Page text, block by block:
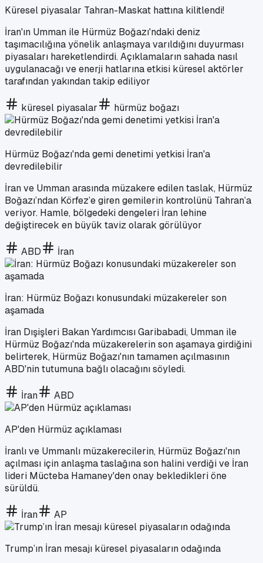
Küresel piyasalar Tahran-Maskat hattına kilitlendi!
İran'ın Umman ile Hürmüz Boğazı'ndaki deniz
taşımacılığına yönelik anlaşmaya varıldığını duyurması
piyasaları hareketlendirdi. Açıklamaların sahada nasıl
uygulanacağı ve enerji hatlarına etkisi küresel aktörler
tarafından yakından takip ediliyor
küresel piyasalar hürmüz boğazı
Hürmüz Boğazı'nda gemi denetimi yetkisi İran'a
devredilebilir
İran ve Umman arasında müzakere edilen taslak, Hürmüz
Boğazı’ndan Körfez’e giren gemilerin kontrolünü Tahran’a
veriyor. Hamle, bölgedeki dengeleri İran lehine
değiştirecek en büyük taviz olarak görülüyor
ABD İran
İran: Hürmüz Boğazı konusundaki müzakereler son
aşamada
İran Dışişleri Bakan Yardımcısı Garibabadi, Umman ile
Hürmüz Boğazı'nda müzakerelerin son aşamaya girdiğini
belirterek, Hürmüz Boğazı'nın tamamen açılmasının
ABD'nin tutumuna bağlı olacağını söyledi.
İran ABD
AP'den Hürmüz açıklaması
İranlı ve Ummanlı müzakerecilerin, Hürmüz Boğazı'nın
açılması için anlaşma taslağına son halini verdiği ve İran
lideri Mücteba Hamaney'den onay bekledikleri öne
sürüldü.
İran AP
Trump’ın İran mesajı küresel piyasaların odağında